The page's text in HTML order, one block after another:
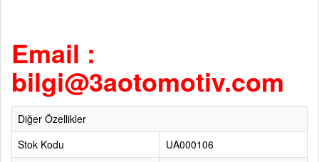
Email :
bilgi@3aotomotiv.com
Diğer Özellikler
Stok Kodu
UA000106